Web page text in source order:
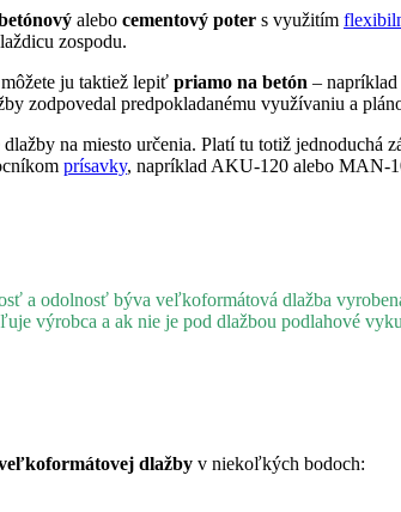
alebo cementový poter s využitím
zospodu.
ju taktiež lepiť priamo na betón – napríklad
zodpovedal predpokladanému využívaniu a
na miesto určenia. Platí tu totiž jednoduchá
prísavky, napríklad AKU-120 alebo MAN-
a odolnosť býva veľkoformátová dlažba
výrobca a ak nie je pod dlažbou podlahové
dlažby v niekoľkých bodoch: